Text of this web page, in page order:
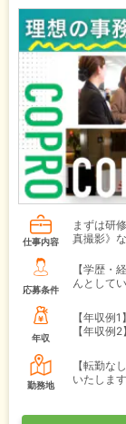
仕事内容
まずは研
真撮影》
応募条件
【学歴・
んとして
年収
【年収例1】
【年収例2】
勤務地
【転勤な
いたします